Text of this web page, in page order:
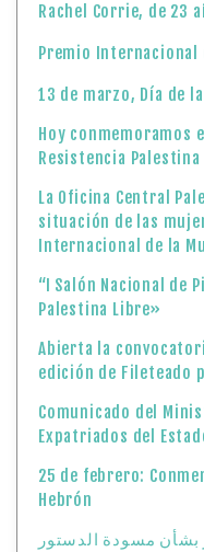
Rachel Corrie, de 23
Premio Internacional
13 de marzo, Día de
Hoy conmemoramos
Resistencia
La Oficina Central
situación de las
Internacional de la
“I Salón Nacional de
Palestina Libre»
Abierta la
edición de Fileteado
Comunicado del
Expatriados del
25 de febrero:
Hebrón
مسودة الدستور